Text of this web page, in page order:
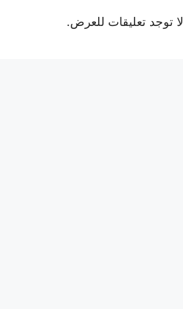
لا توجد تعليقات للعرض.